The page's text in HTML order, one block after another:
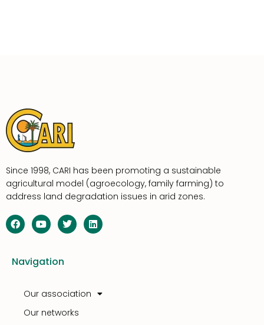
Since 1998, CARI has been promoting a sustainable
agricultural model (agroecology, family farming) to
address land degradation issues in arid zones.
Navigation
Our association
Our networks